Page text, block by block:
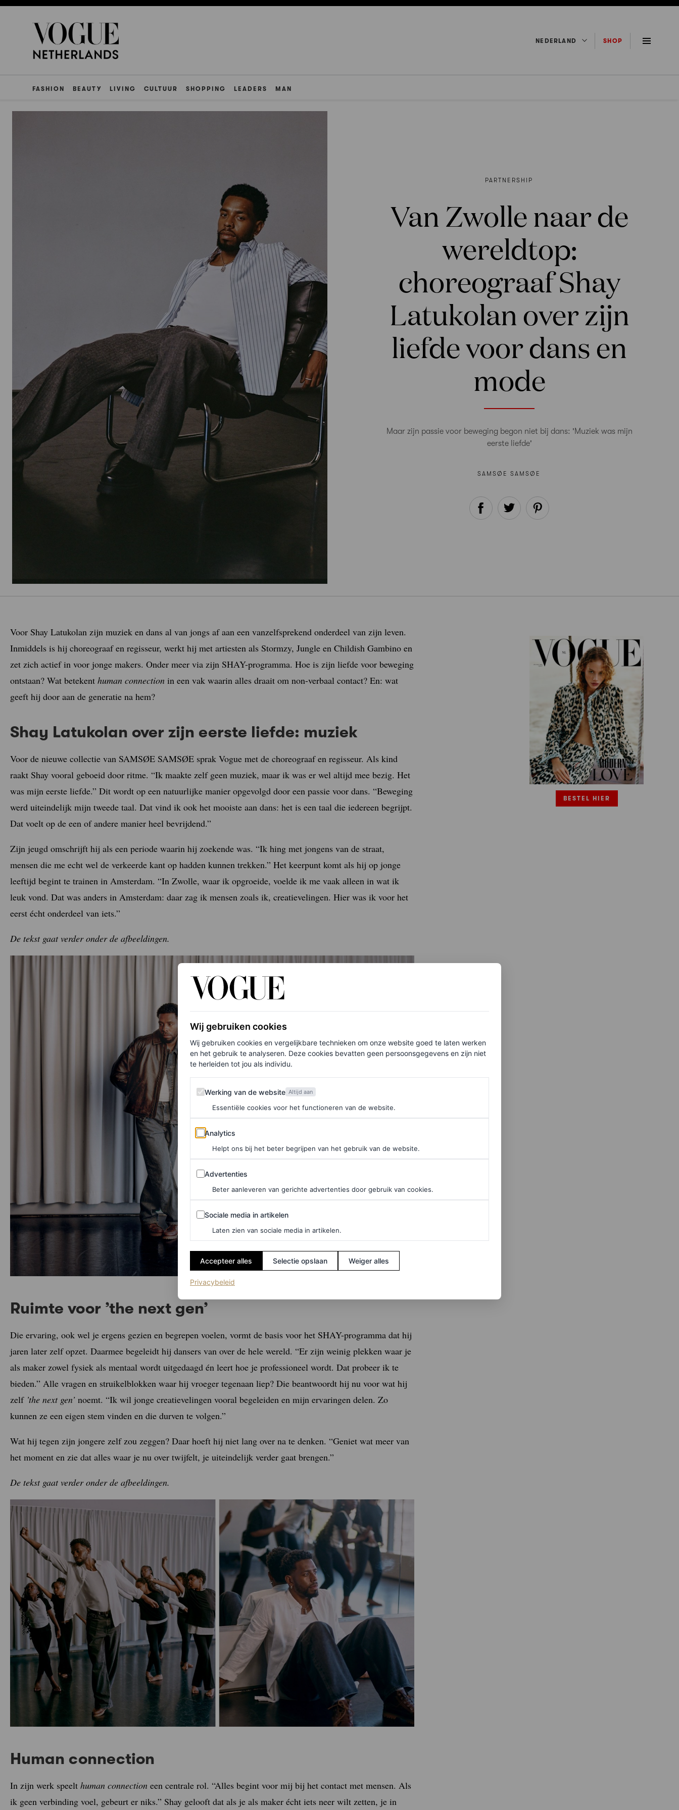
NEDERLAND SHOP
FASHION BEAUTY LIVING CULTUUR SHOPPING LEADERS MAN
PARTNERSHIP
Van Zwolle naar de
wereldtop:
choreograaf Shay
Latukolan over zijn
liefde voor dans en
mode
Maar zijn passie voor beweging begon niet bij dans: 'Muziek was mijn
eerste liefde'
SAMSØE SAMSØE
Voor Shay Latukolan zijn muziek en dans al van jongs af aan een vanzelfsprekend onderdeel van zijn leven.
Inmiddels is hij choreograaf en regisseur, werkt hij met artiesten als Stormzy, Jungle en Childish Gambino en
zet zich actief in voor jonge makers. Onder meer via zijn SHAY-programma. Hoe is zijn liefde voor beweging
ontstaan? Wat betekent human connection in een vak waarin alles draait om non-verbaal contact? En: wat
geeft hij door aan de generatie na hem?
Shay Latukolan over zijn eerste liefde: muziek
Voor de nieuwe collectie van SAMSØE SAMSØE sprak Vogue met de choreograaf en regisseur. Als kind
raakt Shay vooral geboeid door ritme. “Ik maakte zelf geen muziek, maar ik was er wel altijd mee bezig. Het
was mijn eerste liefde.” Dit wordt op een natuurlijke manier opgevolgd door een passie voor dans. “Beweging
werd uiteindelijk mijn tweede taal. Dat vind ik ook het mooiste aan dans: het is een taal die iedereen begrijpt.
Dat voelt op de een of andere manier heel bevrijdend.”
Zijn jeugd omschrijft hij als een periode waarin hij zoekende was. “Ik hing met jongens van de straat,
mensen die me echt wel de verkeerde kant op hadden kunnen trekken.” Het keerpunt komt als hij op jonge
leeftijd begint te trainen in Amsterdam. “In Zwolle, waar ik opgroeide, voelde ik me vaak alleen in wat ik
leuk vond. Dat was anders in Amsterdam: daar zag ik mensen zoals ik, creatievelingen. Hier was ik voor het
eerst écht onderdeel van iets.”
De tekst gaat verder onder de afbeeldingen.
Ruimte voor ’the next gen’
Die ervaring, ook wel je ergens gezien en begrepen voelen, vormt de basis voor het SHAY-programma dat hij
jaren later zelf opzet. Daarmee begeleidt hij dansers van over de hele wereld. “Er zijn weinig plekken waar je
als maker zowel fysiek als mentaal wordt uitgedaagd én leert hoe je professioneel wordt. Dat probeer ik te
bieden.” Alle vragen en struikelblokken waar hij vroeger tegenaan liep? Die beantwoordt hij nu voor wat hij
zelf ’the next gen’ noemt. “Ik wil jonge creatievelingen vooral begeleiden en mijn ervaringen delen. Zo
kunnen ze een eigen stem vinden en die durven te volgen.”
Wat hij tegen zijn jongere zelf zou zeggen? Daar hoeft hij niet lang over na te denken. “Geniet wat meer van
het moment en zie dat alles waar je nu over twijfelt, je uiteindelijk verder gaat brengen.”
De tekst gaat verder onder de afbeeldingen.
Human connection
In zijn werk speelt human connection een centrale rol. “Alles begint voor mij bij het contact met mensen. Als
ik geen verbinding voel, gebeurt er niks.” Shay gelooft dat als je als maker écht iets neer wilt zetten, je in
BESTEL HIER
Wij gebruiken cookies
Wij gebruiken cookies en vergelijkbare technieken om onze website goed te laten werken
en het gebruik te analyseren. Deze cookies bevatten geen persoonsgegevens en zijn niet
te herleiden tot jou als individu.
Werking van de website
Werking van de website Altijd aan
Essentiële cookies voor het functioneren van de website.
Analytics
Analytics
Helpt ons bij het beter begrijpen van het gebruik van de website.
Advertenties
Advertenties
Beter aanleveren van gerichte advertenties door gebruik van cookies.
Sociale media in artikelen
Sociale media in artikelen
Laten zien van sociale media in artikelen.
Accepteer alles Selectie opslaan Weiger alles
Privacybeleid